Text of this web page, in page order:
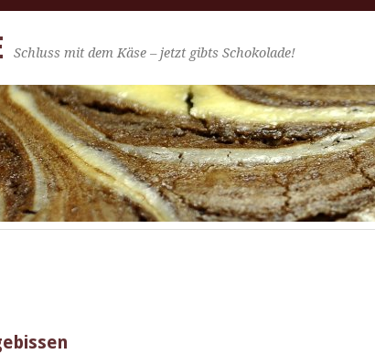
Schluss mit dem Käse – jetzt gibts Schokolade!